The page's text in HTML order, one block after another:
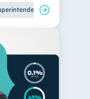
de Bancos